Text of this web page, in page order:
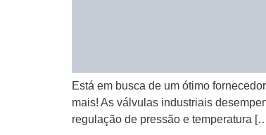
Está em busca de um ótimo
mais! As válvulas industriais
regulação de pressão e temperatura